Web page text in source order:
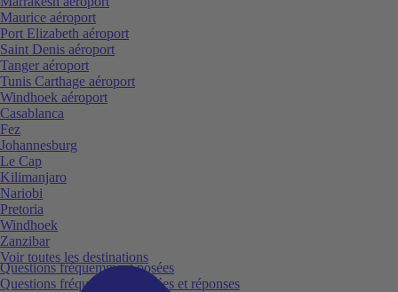
Questions fréquemment posées
Questions fréquemment posées et réponses
Maurice aéroport
Port Elizabeth aéroport
Saint Denis aéroport
Tanger aéroport
Tunis Carthage aéroport
Windhoek aéroport
Casablanca
Fez
Johannesburg
Le Cap
Kilimanjaro
Nariobi
Pretoria
Windhoek
Zanzibar
Voir toutes les destinations